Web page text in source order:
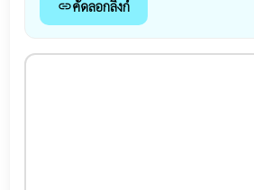
linkคัดลอกลิงก์